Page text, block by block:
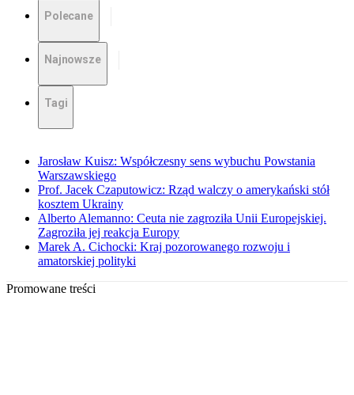
Polecane
Najnowsze
Tagi
Jarosław Kuisz: Współczesny sens wybuchu Powstania
Warszawskiego
Prof. Jacek Czaputowicz: Rząd walczy o amerykański stół
kosztem Ukrainy
Alberto Alemanno: Ceuta nie zagroziła Unii Europejskiej.
Zagroziła jej reakcja Europy
Marek A. Cichocki: Kraj pozorowanego rozwoju i
amatorskiej polityki
Promowane treści